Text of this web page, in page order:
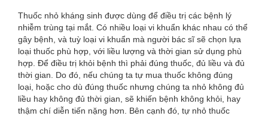
Thuốc nhỏ kháng sinh được dùng để điều trị các bệnh lý
nhiễm trùng tại mắt. Có nhiều loại vi khuẩn khác nhau có thể
gây bệnh, và tuỳ loại vi khuẩn mà người bác sĩ sẽ chọn lựa
loại thuốc phù hợp, với liều lượng và thời gian sử dụng phù
hợp. Để điều trị khỏi bệnh thì phải đúng thuốc, đủ liều và đủ
thời gian. Do đó, nếu chúng ta tự mua thuốc không đúng
loại, hoặc cho dù đúng thuốc nhưng chúng ta nhỏ không đủ
liều hay không đủ thời gian, sẽ khiến bệnh không khỏi, hay
thậm chí diễn tiến nặng hơn. Bên cạnh đó, tự nhỏ thuốc